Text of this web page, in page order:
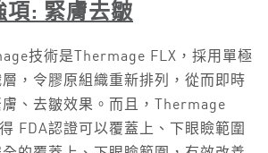
項: 緊膚去皺
技術是Thermage FLX，採用單極
，令膠原組織重新排列，從而即時
、去皺效果。而且，Thermage
FDA認證可以覆蓋上、下眼瞼範圍